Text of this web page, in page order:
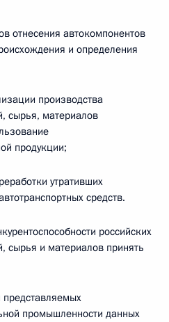
отнесения автокомпонентов
и определения
производства
сырья, материалов
продукции;
утративших
средств.
российских
сырья и материалов принять
представляемых
промышленности данных